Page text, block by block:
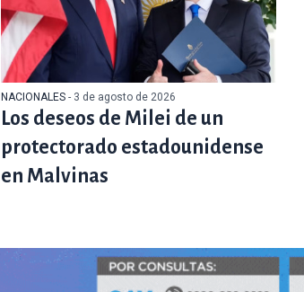
NACIONALES - 3 de agosto de 2026
Los deseos de Milei de un
protectorado estadounidense
en Malvinas